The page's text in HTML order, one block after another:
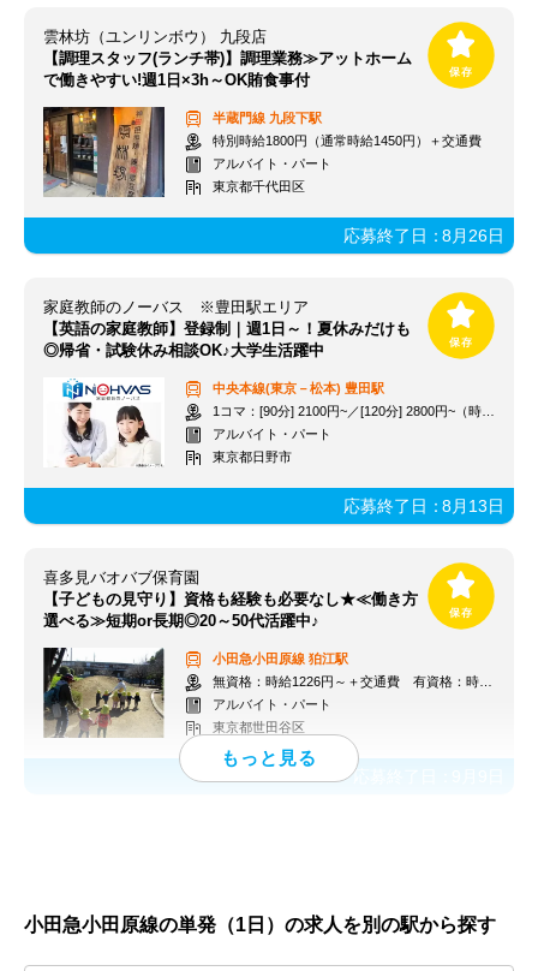
雲林坊（ユンリンボウ） 九段店
【調理スタッフ(ランチ帯)】調理業務≫アットホーム
で働きやすい!週1日×3h～OK賄食事付
半蔵門線 九段下駅
特別時給1800円（通常時給1450円）＋交通費
アルバイト・パート
東京都千代田区
応募終了日：8月26日
家庭教師のノーバス ※豊田駅エリア
【英語の家庭教師】登録制｜週1日～！夏休みだけも
◎帰省・試験休み相談OK♪大学生活躍中
中央本線(東京－松本) 豊田駅
1コマ：[90分] 2100円~／[120分] 2800円~（時給1400円~）+交通費
アルバイト・パート
東京都日野市
応募終了日：8月13日
喜多見バオバブ保育園
【子どもの見守り】資格も経験も必要なし★≪働き方
選べる≫短期or長期◎20～50代活躍中♪
小田急小田原線 狛江駅
無資格：時給1226円～＋交通費 有資格：時給1300円～＋交通費
アルバイト・パート
東京都世田谷区
応募終了日：
小田急小田原線の単発（1日）の求人を別の駅から探す